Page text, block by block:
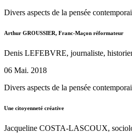
Divers aspects de la pensée
Arthur GROUSSIER, Franc-Maçon réformateur
Denis LEFEBVRE, journaliste,
06 Mai. 2018
Divers aspects de la pensée
Une citoyenneté créative
Jacqueline COSTA-LASCOUX,